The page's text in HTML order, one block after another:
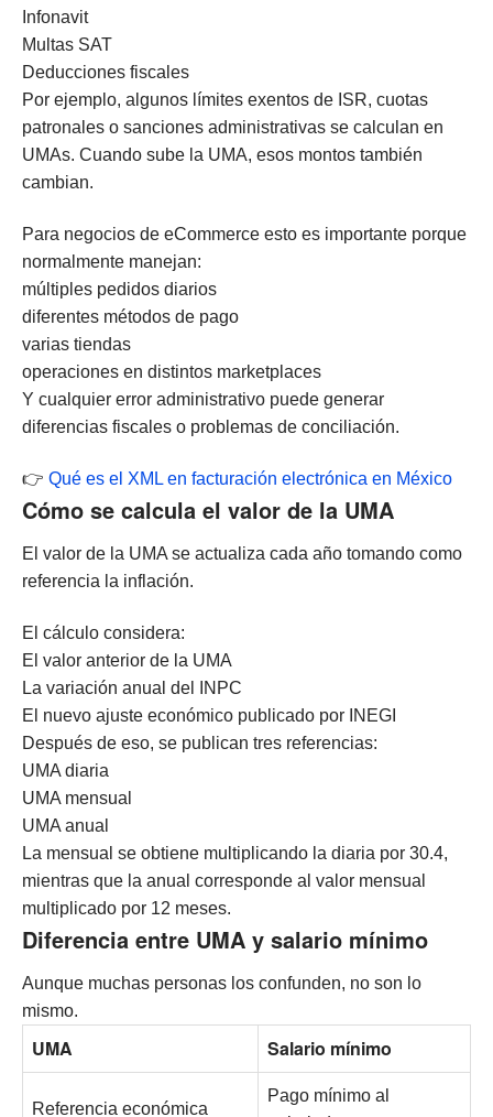
Infonavit
Multas SAT
Deducciones fiscales
Por ejemplo, algunos límites exentos de ISR, cuotas
patronales o sanciones administrativas se calculan en
UMAs. Cuando sube la UMA, esos montos también
cambian.
Para negocios de eCommerce esto es importante porque
normalmente manejan:
múltiples pedidos diarios
diferentes métodos de pago
varias tiendas
operaciones en distintos marketplaces
Y cualquier error administrativo puede generar
diferencias fiscales o problemas de conciliación.
👉 Qué es el XML en facturación electrónica en México
Cómo se calcula el valor de la UMA
El valor de la UMA se actualiza cada año tomando como
referencia la inflación.
El cálculo considera:
El valor anterior de la UMA
La variación anual del INPC
El nuevo ajuste económico publicado por INEGI
Después de eso, se publican tres referencias:
UMA diaria
UMA mensual
UMA anual
La mensual se obtiene multiplicando la diaria por 30.4,
mientras que la anual corresponde al valor mensual
multiplicado por 12 meses.
Diferencia entre UMA y salario mínimo
Aunque muchas personas los confunden, no son lo
mismo.
UMA Salario mínimo
Referencia económica
Pago mínimo al